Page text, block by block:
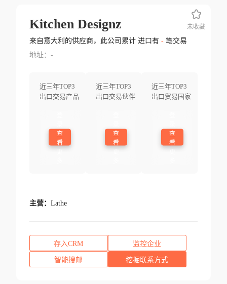
Kitchen Designz
来自意大利的供应商，此公司累计 进口有 -笔交易
地址：-
近三年TOP3
出口交易产品
查
看
近三年TOP3
出口交易伙伴
查
看
近三年TOP3
出口贸易国家
查
看
未收藏
主营： Lathe
存入CRM 监控企业
智能搜邮 挖掘联系方式